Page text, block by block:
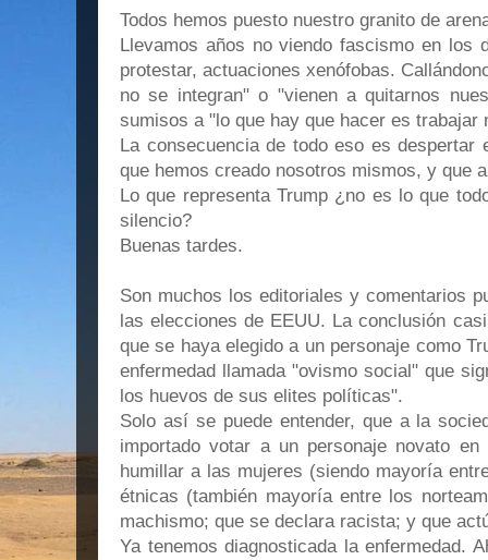
Todos hemos puesto nuestro granito de
Llevamos años no viendo fascismo en los
protestar, actuaciones xenófobas.
no se integran" o "vienen a quitarnos
sumisos a "lo que hay que hacer es
La consecuencia de todo eso es despertar
que hemos creado nosotros mismos, y que
Lo que representa Trump ¿no es lo que
silencio?
Buenas tardes.
Son muchos los editoriales y comentarios
las elecciones de EEUU. La conclusión
que se haya elegido a un personaje como
enfermedad llamada "ovismo social" que
los huevos de sus elites políticas".
Solo así se puede entender, que a la
importado votar a un personaje novato
humillar a las mujeres (siendo mayoría
étnicas (también mayoría entre los
machismo; que se declara racista; y que
Ya tenemos diagnosticada la enfermedad.